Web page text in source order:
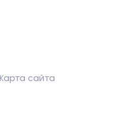
Карта сайта